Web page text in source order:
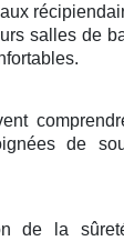
salles de
de
de la